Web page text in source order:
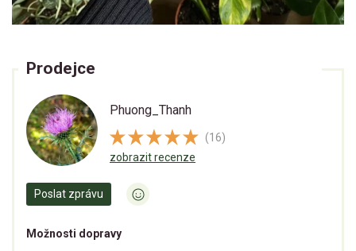
Prodejce
Phuong_Thanh
(16)
zobrazit recenze
Poslat zprávu
Možnosti dopravy